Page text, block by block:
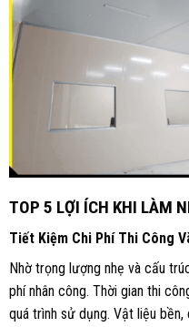
TOP 5 LỢI ÍCH KHI LÀM
Tiết Kiệm Chi Phí Thi Công
Nhờ trọng lượng nhẹ và cấu
phí nhân công. Thời gian thi
quá trình sử dụng. Vật liệu